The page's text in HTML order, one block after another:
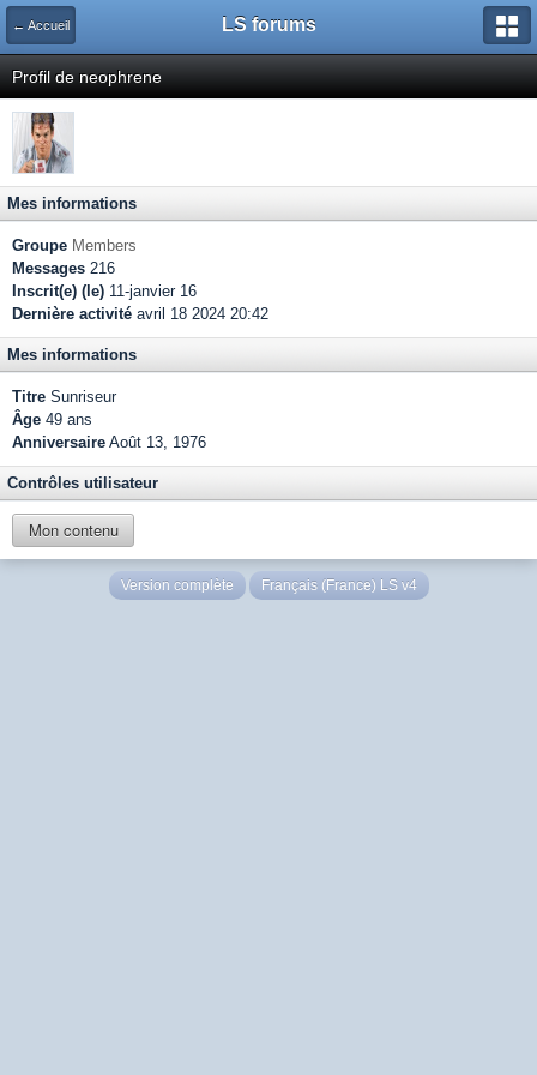
← Accueil LS forums
Profil de neophrene
Mes informations
Groupe Members
Messages 216
Inscrit(e) (le) 11-janvier 16
Dernière activité avril 18 2024 20:42
Mes informations
Titre Sunriseur
Âge 49 ans
Anniversaire Août 13, 1976
Contrôles utilisateur
Mon contenu
Version complète Français (France) LS v4